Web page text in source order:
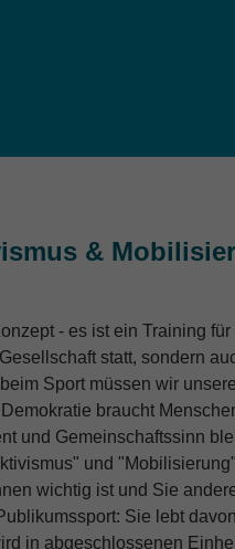
&
- es ist ein Training
statt, sondern
Sport müssen wir
braucht
und Gemeinschaftssinn
und
wichtig ist und Sie
Sie lebt
in abgeschlossenen